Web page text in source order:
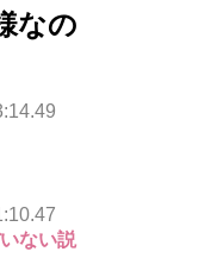
なの
ない説